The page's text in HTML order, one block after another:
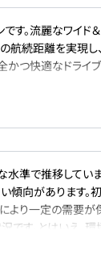
す。流麗なワイド
航続距離を実現し
つ快適なドライブ
準で推移してい
傾向があります
り一定の需要が
す。とはいえ、
な値崩れは避け